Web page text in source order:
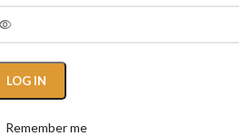
LOG IN
Remember me